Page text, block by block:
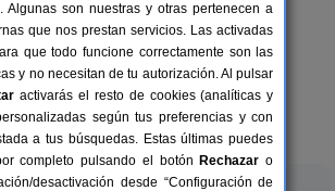
4+1 pers.
desde37 €
Mirador Los Bravos
Aroche (Huelva)
Algunas son nuestras y otras pertenecen a
que nos prestan servicios. Las activadas
que todo funcione correctamente son las
y no necesitan de tu autorización. Al pulsar
activarás el resto de cookies (analíticas y
según tus preferencias y con
a tus búsquedas. Estas últimas puedes
completo pulsando el botón Rechazar o
desactivación desde “Configuración de